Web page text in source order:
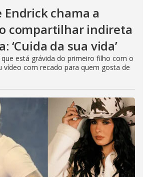
chama a
compartilhar indireta
‘Cuida da sua vida’
está grávida do primeiro filho com o
vídeo com recado para quem gosta de